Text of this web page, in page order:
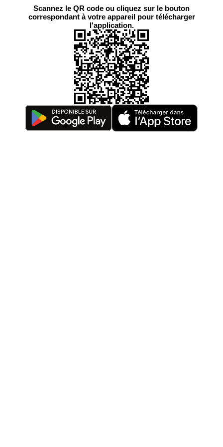
Scannez le QR code ou cliquez sur le bouton
correspondant à votre appareil pour télécharger
l'application.